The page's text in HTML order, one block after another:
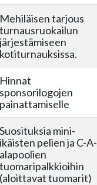
Mehiläisen tarjous
turnausruokailun
järjestämiseen
kotiturnauksissa.
Hinnat
sponsorilogojen
painattamiselle
Suosituksia mini-
ikäisten pelien ja C-A-
alapoolien
tuomaripalkkioihin
(aloittavat tuomarit)